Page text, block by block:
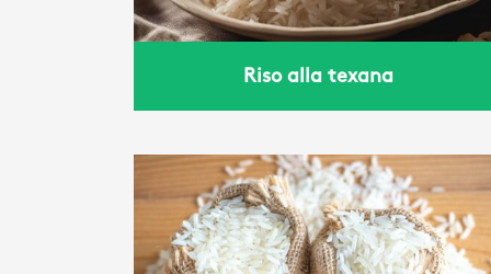
Riso alla texana